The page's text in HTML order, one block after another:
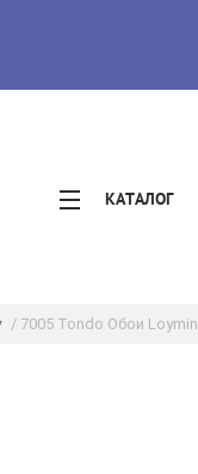
КАТАЛОГ
/ 7005 Tondo Обои